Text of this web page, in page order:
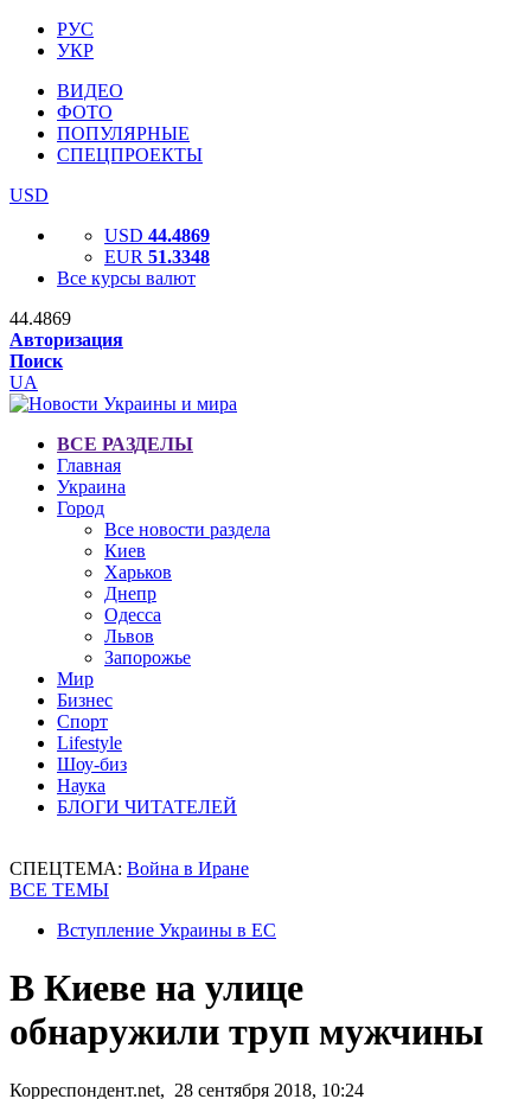
РУС
УКР
ВИДЕО
ФОТО
ПОПУЛЯРНЫЕ
СПЕЦПРОЕКТЫ
USD
USD 44.4869
EUR 51.3348
Все курсы валют
44.4869
Авторизация
Поиск
UA
ВСЕ РАЗДЕЛЫ
Главная
Украина
Город
Все новости раздела
Киев
Харьков
Днепр
Одесса
Львов
Запорожье
Мир
Бизнес
Спорт
Lifestyle
Шоу-биз
Наука
БЛОГИ ЧИТАТЕЛЕЙ
СПЕЦТЕМА: Война в Иране
ВСЕ ТЕМЫ
Вступление Украины в ЕС
В Киеве на улице
обнаружили труп мужчины
Корреспондент.net, 28 сентября 2018, 10:24